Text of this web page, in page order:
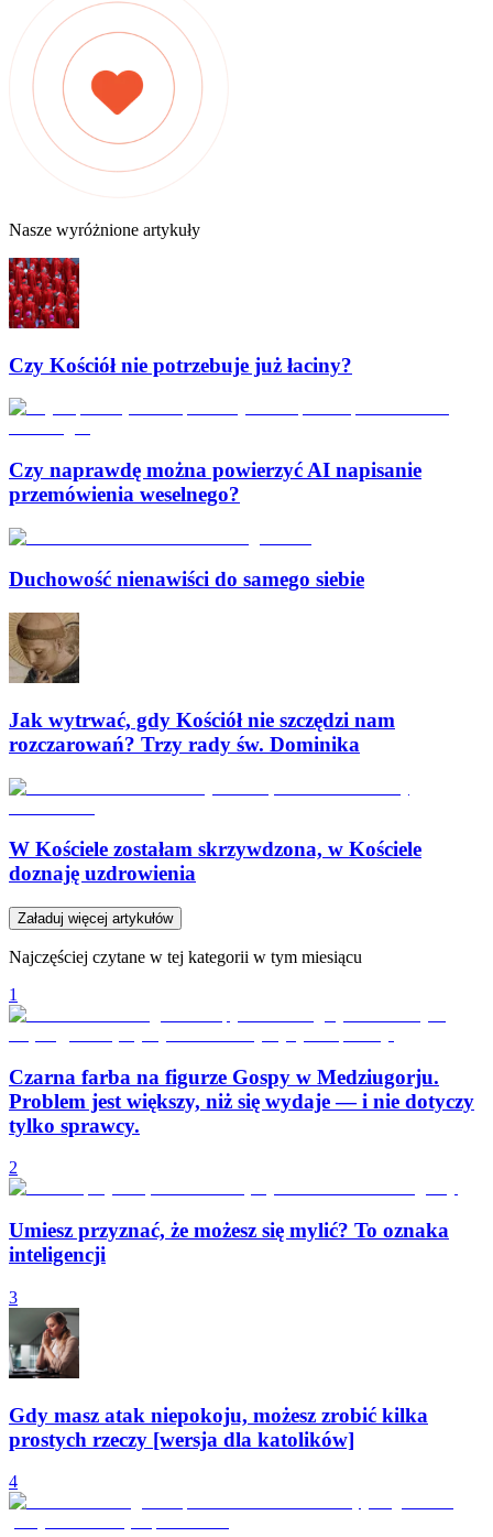
Nasze wyróżnione artykuły
Czy Kościół nie potrzebuje już łaciny?
Czy naprawdę można powierzyć AI napisanie
przemówienia weselnego?
Duchowość nienawiści do samego siebie
Jak wytrwać, gdy Kościół nie szczędzi nam
rozczarowań? Trzy rady św. Dominika
W Kościele zostałam skrzywdzona, w Kościele
doznaję uzdrowienia
Załaduj więcej artykułów
Najczęściej czytane w tej kategorii w tym miesiącu
1
Czarna farba na figurze Gospy w Medziugorju.
Problem jest większy, niż się wydaje — i nie dotyczy
tylko sprawcy.
2
Umiesz przyznać, że możesz się mylić? To oznaka
inteligencji
3
Gdy masz atak niepokoju, możesz zrobić kilka
prostych rzeczy [wersja dla katolików]
4